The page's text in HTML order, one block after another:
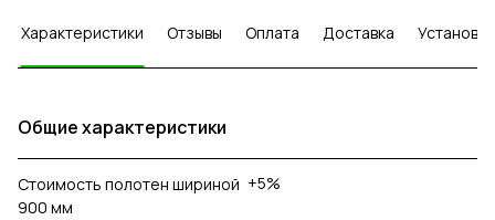
Характеристики Отзывы Оплата Доставка Установка
Общие характеристики
Стоимость полотен шириной
900 мм
+5%